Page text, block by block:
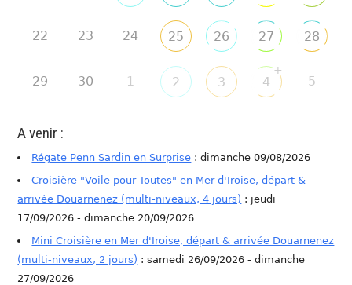
22 23 24 25 26 27 28
29 30 1 2 3 4
+
5
A venir :
Régate Penn Sardin en Surprise : dimanche 09/08/2026
Croisière "Voile pour Toutes" en Mer d'Iroise, départ &
arrivée Douarnenez (multi-niveaux, 4 jours) : jeudi
17/09/2026 - dimanche 20/09/2026
Mini Croisière en Mer d'Iroise, départ & arrivée Douarnenez
(multi-niveaux, 2 jours) : samedi 26/09/2026 - dimanche
27/09/2026